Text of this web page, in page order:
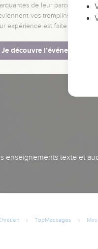
de leur parcours et
vos tremplins. Que
expérience est faite pour vous.
Je découvre l’événement
enseignements texte et
TopMessages